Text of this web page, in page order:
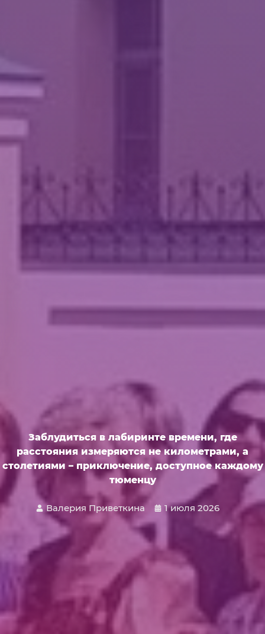
Заблудиться в лабиринте времени, где
расстояния измеряются не километрами, а
столетиями – приключение, доступное каждому
тюменцу
Валерия Приветкина 1 июля 2026